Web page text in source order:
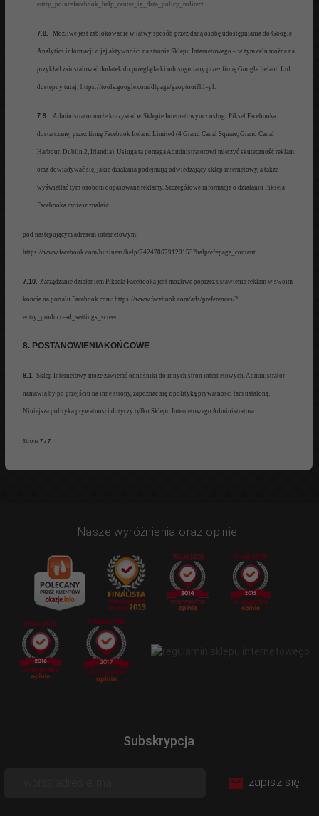
entry_point=facebook_help_center_ig_data_policy_redirect.
7.8. Możliwe jest zablokowanie w łatwy sposób przez daną osobę udostępniania do Google
Analytics informacji o jej aktywności na stronie Sklepu Internetowego – w tym celu można na
przykł ad zainstalować dod atek do przeglądarki udostępniany przez firmę Google Ireland Ltd.
dostępny tutaj: https://tools.google.com/dlpage/gaoptout?hl=pl.
7.9. Administrator może korzystać w Sklepie I nternetowym z usługi Piksel Facebooka
dostarczanej przez firmę Facebook Ireland Limited (4 Grand Canal Square, Grand Canal
Harbour, Dublin 2, Irlandia). Usługa ta pomaga Administratorowi mierzyć skuteczność reklam
oraz dowiadywać się, jakie działania podejmują odwiedzający sklep internetowy, a także
wyświetlać tym osobom dopasowane reklamy. Szczegółowe informacje o działaniu Piksela
Facebooka możesz znaleźć
pod następującym adresem internetowym:
https://www.facebook.com/business/help/742478679120153?helpref=page_content.
7.10. Zarządzanie działaniem Piksela Facebooka jest możliwe poprzez ustawienia reklam w swoim
koncie na portalu Facebook.com: https://www.facebook.com/ads/preferences/?
entry_product=ad_settings_screen.
8. POSTANOWIENIA KOŃCOWE
8.1. Sklep Internetowy może zawierać odnośniki do innych stron internetowych .Administrator
namawia by po przejściu na inne strony, zapoznać się z polityką prywatności tam ustaloną.
Niniejsza polityka prywatności dotyczy tylko Sklepu Internetowego Administratora.
Strona 7 z 7
Nasze wyróżnienia oraz opinie:
Subskrypcja
zapisz się